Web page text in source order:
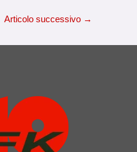
Articolo successivo →